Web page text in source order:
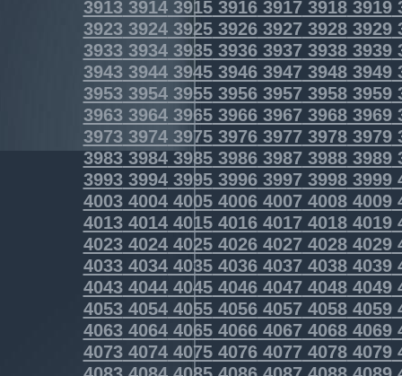
3913391439153916391739183919
3923392439253926392739283929
3933393439353936393739383939
3943394439453946394739483949
3953395439553956395739583959
3963396439653966396739683969
3973397439753976397739783979
3983398439853986398739883989
3993399439953996399739983999
4003400440054006400740084009
4013401440154016401740184019
4023402440254026402740284029
4033403440354036403740384039
4043404440454046404740484049
4053405440554056405740584059
4063406440654066406740684069
4073407440754076407740784079